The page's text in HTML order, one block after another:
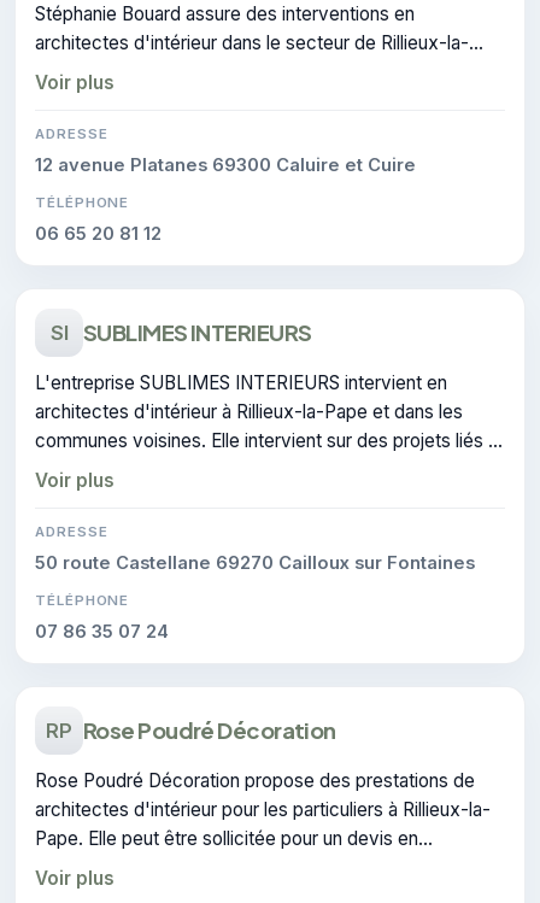
Stéphanie Bouard assure des interventions en
architectes d'intérieur dans le secteur de Rillieux-la-
Pape. Elle peut être sollicitée pour un devis en
architecture d'intérieur.
Voir plus
ADRESSE
12 avenue Platanes 69300 Caluire et Cuire
TÉLÉPHONE
06 65 20 81 12
SI SUBLIMES INTERIEURS
L'entreprise SUBLIMES INTERIEURS intervient en
architectes d'intérieur à Rillieux-la-Pape et dans les
communes voisines. Elle intervient sur des projets liés à
architecture d'intérieur.
Voir plus
ADRESSE
50 route Castellane 69270 Cailloux sur Fontaines
TÉLÉPHONE
07 86 35 07 24
RP Rose Poudré Décoration
Rose Poudré Décoration propose des prestations de
architectes d'intérieur pour les particuliers à Rillieux-la-
Pape. Elle peut être sollicitée pour un devis en
architecture d'intérieur.
Voir plus